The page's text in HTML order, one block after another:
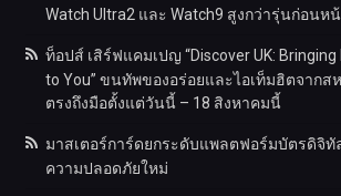
Watch Ultra2 และ Watch9 สูงกว่ารุ่นก่อนห
ท็อปส์ เสิร์ฟแคมเปญ “Discover UK: Bringing
to You” ขนทัพของอร่อยและไอเท็มฮิตจากส
ตรงถึงมือตั้งแต่วันนี้ – 18 สิงหาคมนี้
มาสเตอร์การ์ดยกระดับแพลตฟอร์มบัตรดิจิ
ความปลอดภัยใหม่